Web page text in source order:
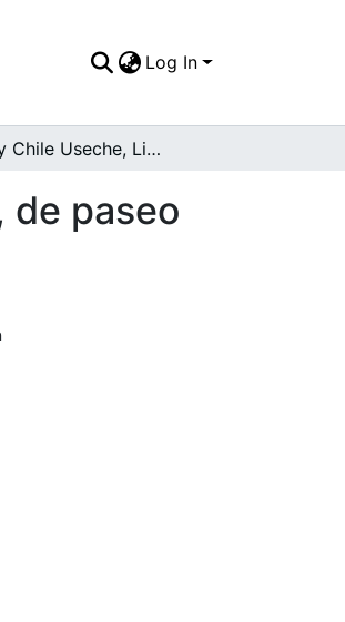
Log In
Nidia y Chile Useche, Ligia de la Cruz y María Maldonado, de paseo en su carro por la Plaza Central
de paseo